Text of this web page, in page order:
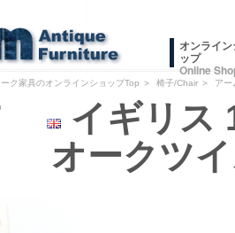
オンライ
ップ
Online
ク家具のオンラインショップTop ＞ 椅子/Chair ＞ アー
イギリス
オークツ